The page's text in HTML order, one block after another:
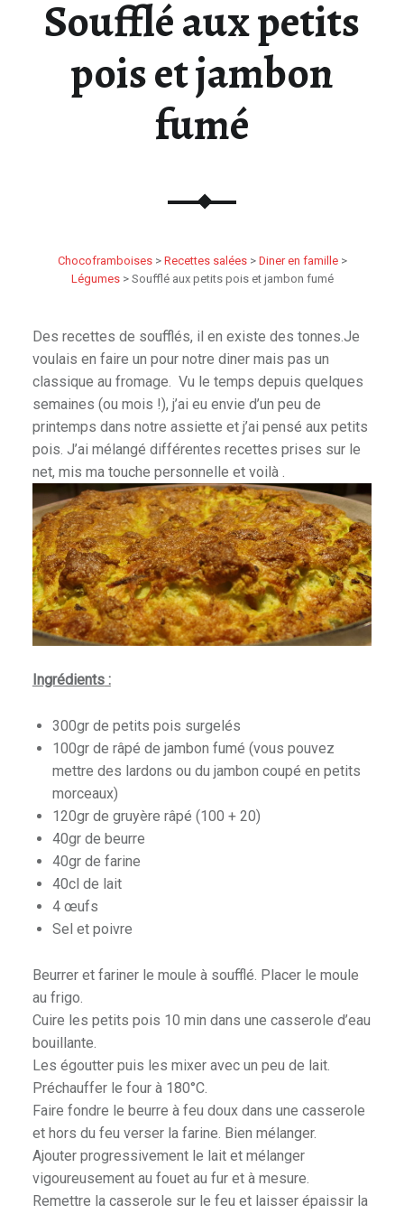
Soufflé aux petits
pois et jambon
fumé
Chocoframboises> Recettes salées> Diner en famille>
Légumes> Soufflé aux petits pois et jambon fumé
Des recettes de soufflés, il en existe des tonnes.Je
voulais en faire un pour notre diner mais pas un
classique au fromage. Vu le temps depuis quelques
semaines (ou mois !), j’ai eu envie d’un peu de
printemps dans notre assiette et j’ai pensé aux petits
pois. J’ai mélangé différentes recettes prises sur le
net, mis ma touche personnelle et voilà .
Ingrédients:
300gr de petits pois surgelés
100gr de râpé de jambon fumé (vous pouvez
mettre des lardons ou du jambon coupé en petits
morceaux)
120gr de gruyère râpé (100 + 20)
40gr de beurre
40gr de farine
40cl de lait
4 œufs
Sel et poivre
Beurrer et fariner le moule à soufflé. Placer le moule
au frigo.
Cuire les petits pois 10 min dans une casserole d’eau
bouillante.
Les égoutter puis les mixer avec un peu de lait.
Préchauffer le four à 180°C.
Faire fondre le beurre à feu doux dans une casserole
et hors du feu verser la farine. Bien mélanger.
Ajouter progressivement le lait et mélanger
vigoureusement au fouet au fur et à mesure.
Remettre la casserole sur le feu et laisser épaissir la